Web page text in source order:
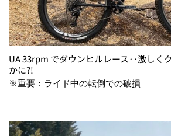
UA 33rpm でダウンヒルレース‥激しく
かに?!
※重要：ライド中の転倒での破損